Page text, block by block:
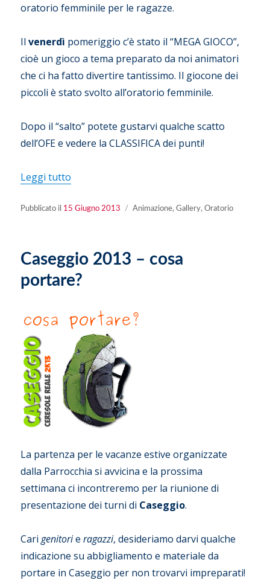
oratorio femminile per le ragazze.
Ilvenerdì pomeriggio c’è stato il “MEGA GIOCO”,
cioè un gioco a tema preparato da noi animatori
che ci ha fatto divertire tantissimo. Il giocone dei
piccoli è stato svolto all’oratorio femminile.
Dopo il “salto” potete gustarvi qualche scatto
dell’OFE e vedere la CLASSIFICA dei punti!
Leggi tutto
Pubblicato il Pubblicato
15 Giugno 2013 Categorie
Animazione,Gallery,Oratorio
Caseggio 2013 – cosa
portare?
La partenza per le vacanze estive organizzate
dalla Parrocchia si avvicina e la prossima
settimana ci incontreremo per la riunione di
presentazione dei turni di Caseggio.
Carigenitorieragazzi, desideriamo darvi qualche
indicazione su abbigliamento e materiale da
portare in Caseggio per non trovarvi impreparati!